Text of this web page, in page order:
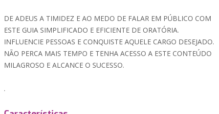
DE ADEUS A TIMIDEZ E AO MEDO DE FALAR EM PÚBLICO COM
ESTE GUIA SIMPLIFICADO E EFICIENTE DE ORATÓRIA.
INFLUENCIE PESSOAS E CONQUISTE AQUELE CARGO DESEJADO.
NÃO PERCA MAIS TEMPO E TENHA ACESSO A ESTE CONTEÚDO
MILAGROSO E ALCANCE O SUCESSO.
.